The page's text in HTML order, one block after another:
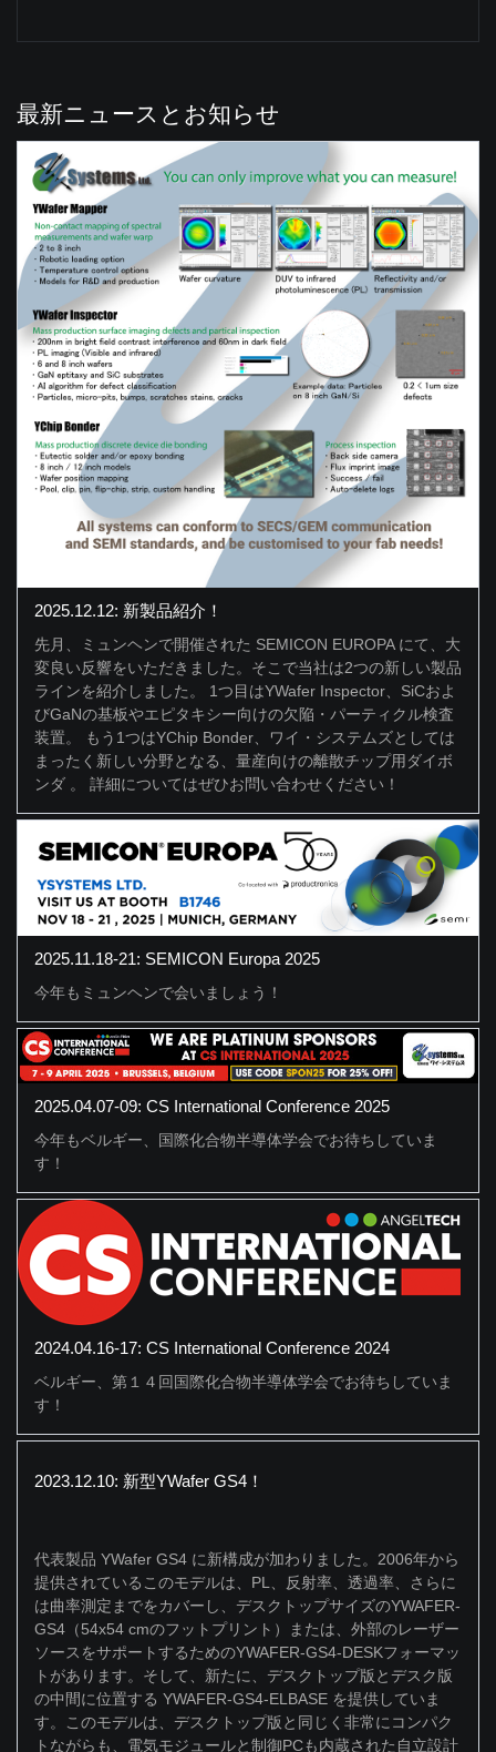
最新ニュースとお知らせ
2025.12.12: 新製品紹介！
先月、ミュンヘンで開催された SEMICON EUROPA にて、大
変良い反響をいただきました。そこで当社は2つの新しい製品
ラインを紹介しました。 1つ目はYWafer Inspector、SiCおよ
びGaNの基板やエピタキシー向けの欠陥・パーティクル検査
装置。 もう1つはYChip Bonder、ワイ・システムズとしては
まったく新しい分野となる、量産向けの離散チップ用ダイボ
ンダ 。 詳細についてはぜひお問い合わせください！
2025.11.18-21: SEMICON Europa 2025
今年もミュンヘンで会いましょう！
2025.04.07-09: CS International Conference 2025
今年もベルギー、国際化合物半導体学会でお待ちしていま
す！
2024.04.16-17: CS International Conference 2024
ベルギー、第１４回国際化合物半導体学会でお待ちしていま
す！
2023.12.10: 新型YWafer GS4！
代表製品 YWafer GS4 に新構成が加わりました。2006年から
提供されているこのモデルは、PL、反射率、透過率、さらに
は曲率測定までをカバーし、デスクトップサイズのYWAFER-
GS4（54x54 cmのフットプリント）または、外部のレーザー
ソースをサポートするためのYWAFER-GS4-DESKフォーマッ
トがあります。そして、新たに、デスクトップ版とデスク版
の中間に位置する YWAFER-GS4-ELBASE を提供していま
す。このモデルは、デスクトップ版と同じく非常にコンパク
トながらも、電気モジュールと制御PCも内蔵された自立設計